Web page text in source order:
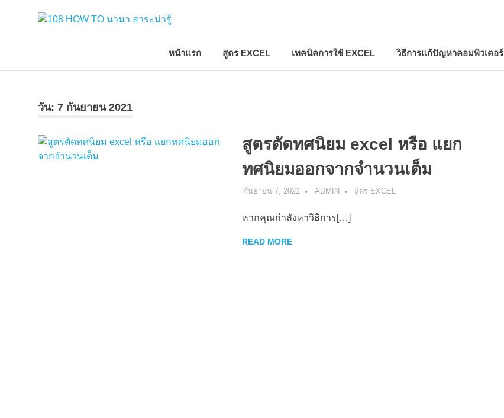
HOW
ทำ
เกี่ยว
กับ
หน้าแรก สูตร EXCEL เทคนิคการใช้ EXCEL วิธีการแก้ปัญหาคอมพิวเตอร์
วัน: 7 กันยายน 2021
สูตรตัดทศนิยม excel หรือ แยก
ทศนิยมออกจากจํานวนเต็ม
กันยายน 7, 2021 ADMIN สูตร EXCEL
หากคุณกำลังหาวิธิการ[…]
READ MORE